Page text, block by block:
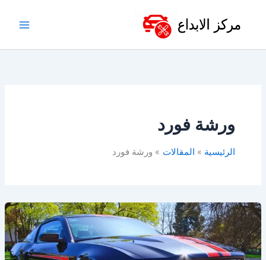
ورشة فورد
الرئيسية المقالات ورشة فورد
أفضل
ورشة
فورد
في